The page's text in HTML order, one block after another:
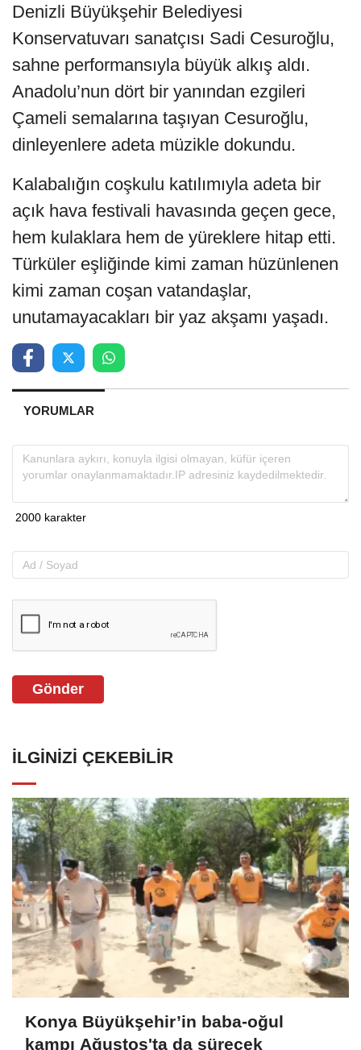
Denizli Büyükşehir Belediyesi
Konservatuvarı sanatçısı Sadi Cesuroğlu,
sahne performansıyla büyük alkış aldı.
Anadolu’nun dört bir yanından ezgileri
Çameli semalarına taşıyan Cesuroğlu,
dinleyenlere adeta müzikle dokundu.
Kalabalığın coşkulu katılımıyla adeta bir
açık hava festivali havasında geçen gece,
hem kulaklara hem de yüreklere hitap etti.
Türküler eşliğinde kimi zaman hüzünlenen
kimi zaman coşan vatandaşlar,
unutamayacakları bir yaz akşamı yaşadı.
YORUMLAR
Gönder
İLGINIZI ÇEKEBILIR
Konya Büyükşehir’in baba-oğul
kampı Ağustos'ta da sürecek